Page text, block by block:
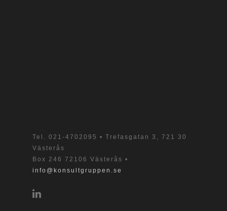
Tel. 021-4702095 • Trefasgatan 3, 721 30
Västerås
Box 246 72106 Västerås •
info@konsultgruppen.se